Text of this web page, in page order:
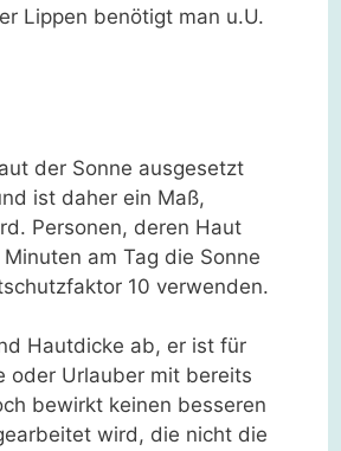
Lippen benötigt man u.U.
der Sonne ausgesetzt
ist daher ein Maß,
Personen, deren Haut
am Tag die Sonne
10 verwenden.
Hautdicke ab, er ist für
oder Urlauber mit bereits
bewirkt keinen besseren
wird, die nicht die